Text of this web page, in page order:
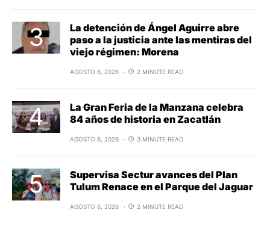
La detención de Ángel Aguirre abre
paso a la justicia ante las mentiras del
viejo régimen: Morena
AGOSTO 6, 2026 2 MINUTE READ
La Gran Feria de la Manzana celebra
84 años de historia en Zacatlán
AGOSTO 6, 2026 3 MINUTE READ
Supervisa Sectur avances del Plan
Tulum Renace en el Parque del Jaguar
AGOSTO 6, 2026 2 MINUTE READ